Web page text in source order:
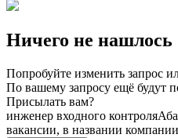
Ничего не нашлось
Попробуйте изменить запрос
По вашему запросу ещё будут
Присылать вам?
инженер входного контроля
вакансии, в названии